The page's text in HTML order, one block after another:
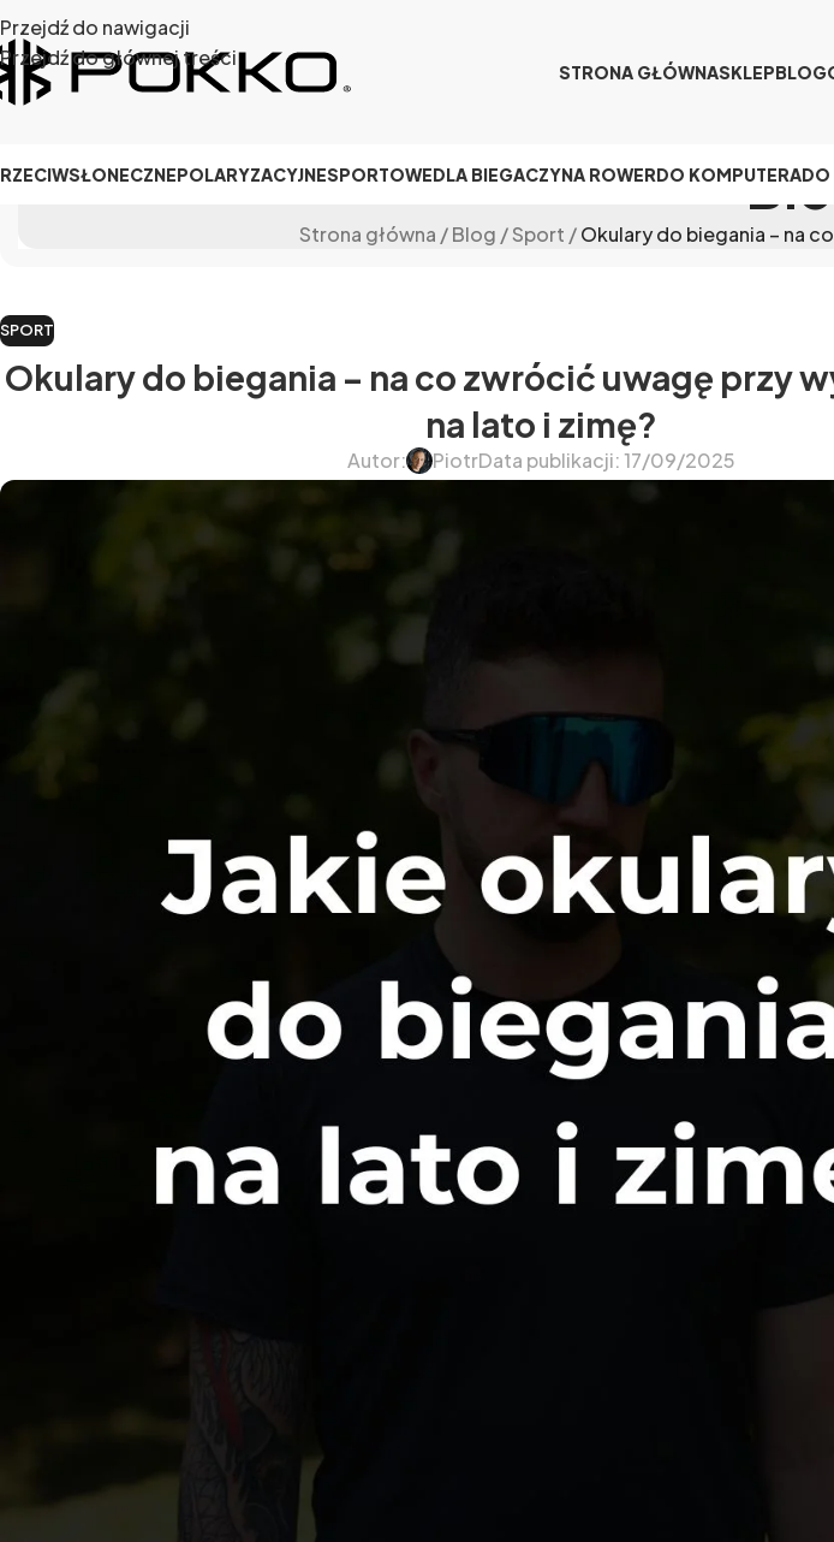
Przejdź do nawigacji
Przejdź do głównej treści
STRONA GŁÓWNASKLEPBLOG
POLARYZACYJNESPORTOWEDLA BIEGACZYNA ROWERDO KOMPUTERADO
Strona główna /Blog /Sport /Okulary do biegania – na
SPORT
Okulary do biegania – na co zwrócić uwagę przy
na lato i zimę?
Autor: PiotrData publikacji: 17/09/2025